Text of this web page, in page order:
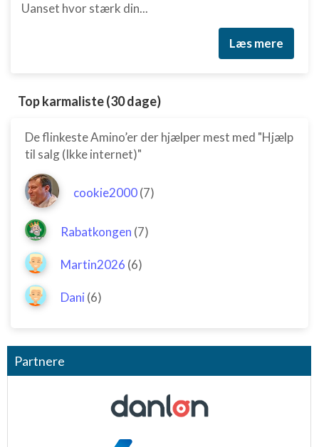
Uanset hvor stærk din...
Læs mere
Top karmaliste (30 dage)
De flinkeste Amino’er der hjælper mest med "Hjælp
til salg (Ikke internet)"
cookie2000(7)
Rabatkongen (7)
Martin2026 (6)
Dani (6)
Partnere